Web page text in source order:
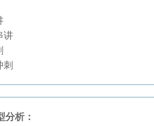
讲
刺
分析：